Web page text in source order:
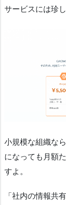
サービスには珍
小規模な組織な
になっても月額
すよ。
「社内の情報共